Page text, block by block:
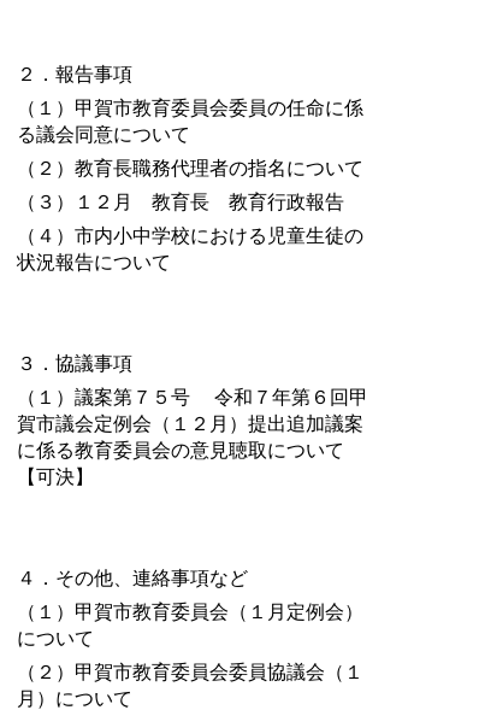
２．報告事項
（１）甲賀市教育委員会委員の任命に係
る議会同意について
（２）教育長職務代理者の指名について
（３）１２月 教育長 教育行政報告
（４）市内小中学校における児童生徒の
状況報告について
３．協議事項
（１）議案第７５号 令和７年第６回甲
賀市議会定例会（１２月）提出追加議案
に係る教育委員会の意見聴取について
【可決】
４．その他、連絡事項など
（１）甲賀市教育委員会（１月定例会）
について
（２）甲賀市教育委員会委員協議会（１
月）について